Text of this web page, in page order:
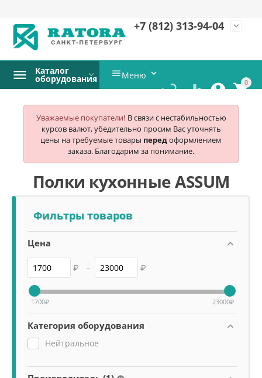
+7 (812) 313-94-04 expand_more
0


 
Каталог
оборудования Меню 
Уважаемые покупатели! В связи с нестабильностью
курсов валют, убедительно просим Вас уточнять
цены на требуемые товары передоформлением
заказа. Благодарим за понимание.
Полки кухонные ASSUM
Фильтры товаров
Цена
₽ – ₽
1700₽ 23000₽
Категория оборудования
Нейтральное